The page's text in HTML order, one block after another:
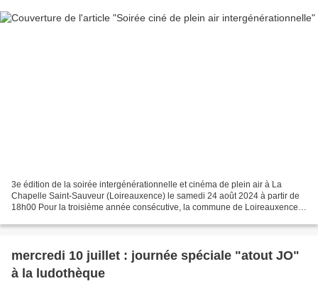
3e édition de la soirée intergénérationnelle et cinéma de plein air à La
Chapelle Saint-Sauveur (Loireauxence) le samedi 24 août 2024 à partir de
18h00 Pour la troisième année consécutive, la commune de Loireauxence a
mercredi 10 juillet : journée spéciale "atout JO"
à la ludothèque